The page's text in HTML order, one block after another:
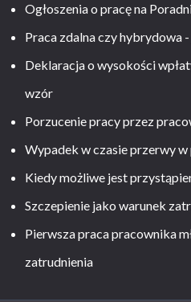
Ogłoszenia o pracę na
Praca zdalna czy hybrydowa
Deklaracja o wysokości
wzór
Porzucenie pracy przez
Wypadek w czasie przerwy
Kiedy możliwe jest
Szczepienie jako warunek
Pierwsza praca pracownika
zatrudnienia